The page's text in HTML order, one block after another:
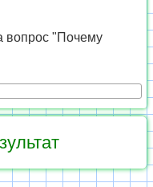
вопрос "Почему